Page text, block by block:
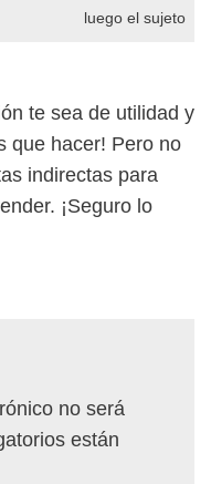
luego el sujeto
te sea de utilidad y
que hacer! Pero no
indirectas para
¡Seguro lo
no será
están